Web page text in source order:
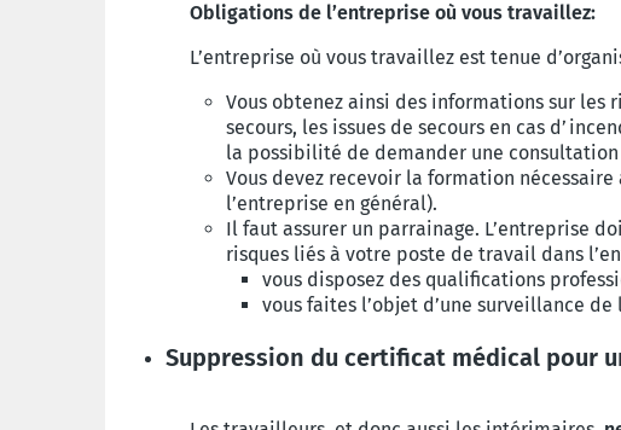
Obligations de l’entreprise où vous travaillez:
L’entreprise où vous travaillez est tenue
Vous obtenez ainsi des informations sur les
secours, les issues de secours en cas
la possibilité de demander une
Vous devez recevoir la formation
l’entreprise en général).
Il faut assurer un parrainage. L’entreprise
risques liés à votre poste de travail dans
vous disposez des qualifications
vous faites l’objet d’une surveillance
Suppression du certificat médical pour